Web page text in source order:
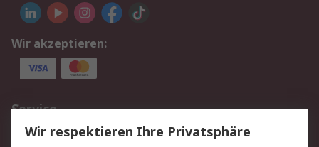
Wir akzeptieren:
Service
Value Added Services
Lieferlösungen
Wir respektieren Ihre Privatsphäre